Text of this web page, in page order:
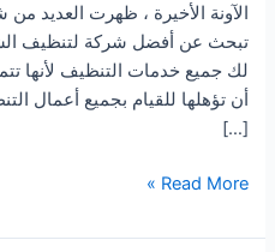
الآونة الأخيرة ، ظهرت العديد
تبحث عن أفضل شركة لتنظيف
لك جميع خدمات التنظيف لأنها
أن تؤهلها للقيام بجميع أعمال
[…]
شركة
شقق
Read More »